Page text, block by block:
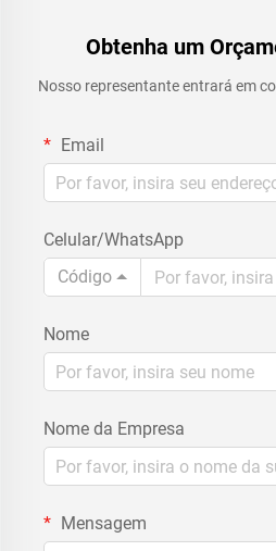
Obtenha um
Nosso representante entrará em
Email
Celular/WhatsApp
Código
Nome
Nome da Empresa
Mensagem